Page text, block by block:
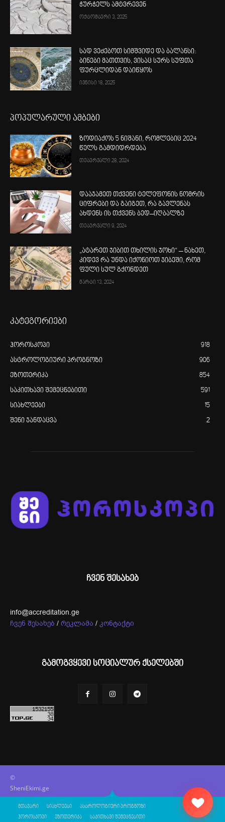
ჭურჭელს ამტვრევენ
ოქტომბერი 3, 2025
სად ვეძებოთ სიმშვიდე და ბალანსი:
ბინები მათთვის, ვისაც სურს სუფთა
ფურცლიდან დაიწყოს
ივნისი 18, 2025
პოპულარული ამბები
ზოდიაქოს 5 ნიშანი, რომლებიც 2024
წელს გამდიდრდება
თებერვალი 28, 2024
დააჯამეთ თქვენი ტელეფონის ნომრის
ციფრები და გაიგეთ, რა გავლენას
ახდენს ის თქვენს ბედ–იღბალზე
თებერვალი 9, 2024
„ატარეთ ჯიბით თხილის ჯოხი“ – ნახეთ,
კიდევ რა უნდა იქონიოთ ჯიბეში, რომ
ფული სულ გქონდეთ
მარტი 13, 2024
კატეგორიები
ჰოროსკოპი 918
ასტროლოგიური პროგნოზი 906
ეზოთერიკა 854
საკითხავი შემეცნებითი 591
სიახლეები 15
შენი ჯანდაცვა 2
ჩვენ შესახებ
info@accreditation.ge
ჩვენ შესახებ / რეკლამა / კონტაქტი
გამოგვყევი სოციალურ ქსელებში
©
SheniEkimi.ge
მთავარი სიახლეები ასტროლოგიური პროგნოზი
ჰოროსკოპი ეზოთერიკა საკითხავი შემეცნებითი